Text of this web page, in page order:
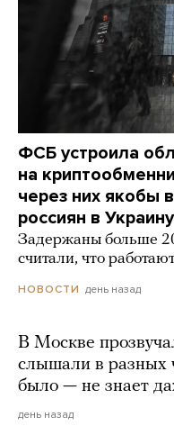
ФСБ устроила
на
через них якобы
россиян в Украину
Задержаны больше
считали, что
НОВОСТИ день назад
В Москве
слышали в разных
было — не знает
день назад